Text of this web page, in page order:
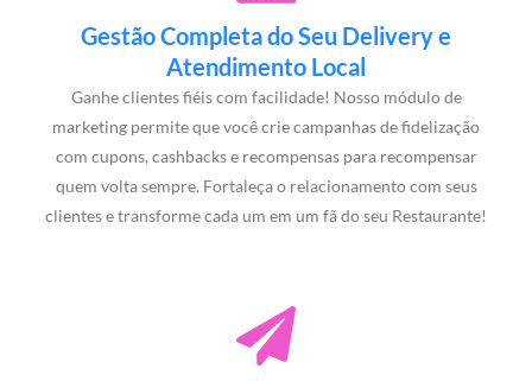
Gestão Completa do Seu Delivery e
Atendimento Local
Ganhe clientes fiéis com facilidade! Nosso módulo de
marketing permite que você crie campanhas de fidelização
com cupons, cashbacks e recompensas para recompensar
quem volta sempre. Fortaleça o relacionamento com seus
clientes e transforme cada um em um fã do seu Restaurante!